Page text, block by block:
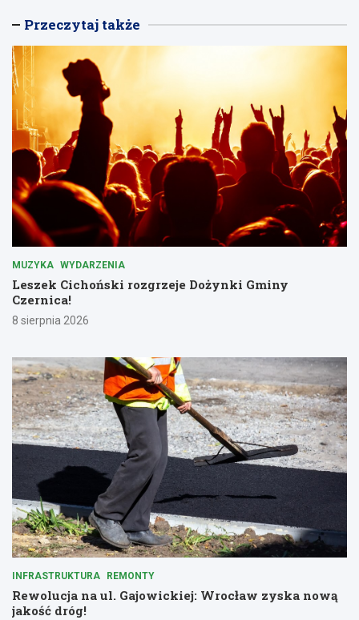
Przeczytaj także
MUZYKA WYDARZENIA
Leszek Cichoński rozgrzeje Dożynki Gminy
Czernica!
8 sierpnia 2026
INFRASTRUKTURA REMONTY
Rewolucja na ul. Gajowickiej: Wrocław zyska nową
jakość dróg!